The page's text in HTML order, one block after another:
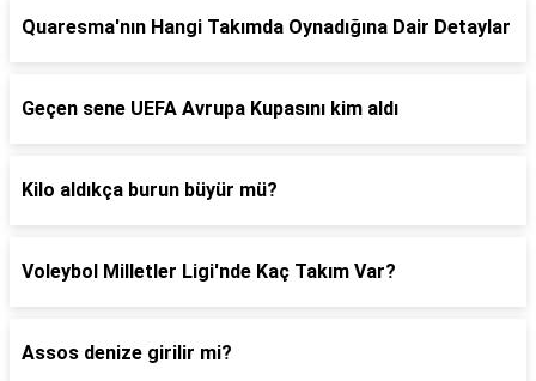
Quaresma'nın Hangi Takımda Oynadığına Dair Detaylar
Geçen sene UEFA Avrupa Kupasını kim aldı
Kilo aldıkça burun büyür mü?
Voleybol Milletler Ligi'nde Kaç Takım Var?
Assos denize girilir mi?